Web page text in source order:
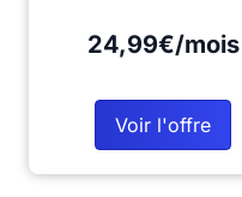
24,99€/mois
Voir l'offre